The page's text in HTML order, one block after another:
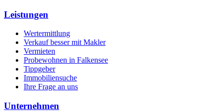
Leistungen
Wertermittlung
Verkauf besser mit Makler
Vermieten
Probewohnen in Falkensee
Tippgeber
Immobiliensuche
Ihre Frage an uns
Unternehmen